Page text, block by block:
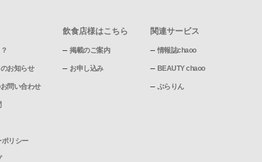
お知らせ
問い合わせ
リシー
飲食店様はこちら
掲載のご案内
お申し込み
関連サービス
情報誌chaoo
BEAUTY chaoo
ぶらりん